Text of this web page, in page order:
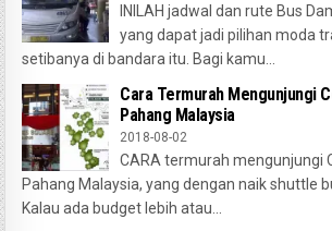
INILAH jadwal dan rute Bus
yang dapat jadi pilihan moda
setibanya di bandara itu. Bagi kamu...
Cara Termurah Mengunjungi
Pahang Malaysia
2018-08-02
CARA termurah mengunjungi
Pahang Malaysia, yang dengan naik shuttle
Kalau ada budget lebih atau...